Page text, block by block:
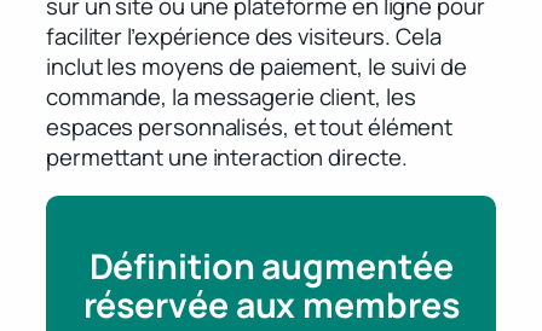
sur un site ou une plateforme en ligne pour
faciliter l’expérience des visiteurs. Cela
inclut les moyens de paiement, le suivi de
commande, la messagerie client, les
espaces personnalisés, et tout élément
permettant une interaction directe.
Définition augmentée
réservée aux membres